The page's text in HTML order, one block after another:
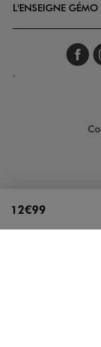
12€99
L'ENSEIGNE GÉMO
.